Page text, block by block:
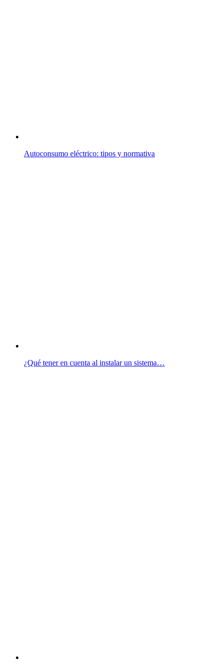
Autoconsumo eléctrico: tipos y normativa
¿Qué tener en cuenta al instalar un sistema…